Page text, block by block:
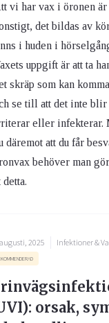
vi har vax i öronen
det bildas av
i huden i
uppgift är att ta
skräp som kan
se till att det inte blir
eller infekterar.
däremot att du får
behöver man
detta.
2025 Infektioner &
orsak,